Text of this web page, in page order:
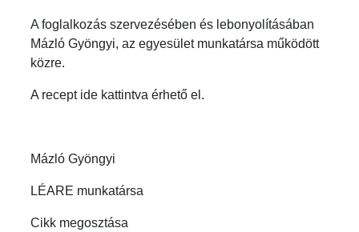
A foglalkozás szervezésében és lebonyolításában
Mázló Gyöngyi, az egyesület munkatársa működött
közre.
A recept ide kattintva érhető el.
Mázló Gyöngyi
LÉARE munkatársa
Cikk megosztása